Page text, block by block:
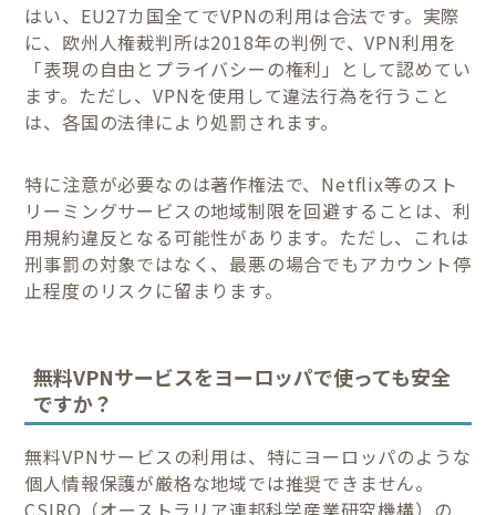
はい、EU27カ国全てでVPNの利用は合法です。実際
に、欧州人権裁判所は2018年の判例で、VPN利用を
「表現の自由とプライバシーの権利」として認めてい
ます。ただし、VPNを使用して違法行為を行うこと
は、各国の法律により処罰されます。
特に注意が必要なのは著作権法で、Netflix等のスト
リーミングサービスの地域制限を回避することは、利
用規約違反となる可能性があります。ただし、これは
刑事罰の対象ではなく、最悪の場合でもアカウント停
止程度のリスクに留まります。
無料VPNサービスをヨーロッパで使っても安全
ですか？
無料VPNサービスの利用は、特にヨーロッパのような
個人情報保護が厳格な地域では推奨できません。
CSIRO（オーストラリア連邦科学産業研究機構）の